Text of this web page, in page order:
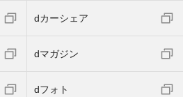
dカーシェア
dマガジン
dフォト